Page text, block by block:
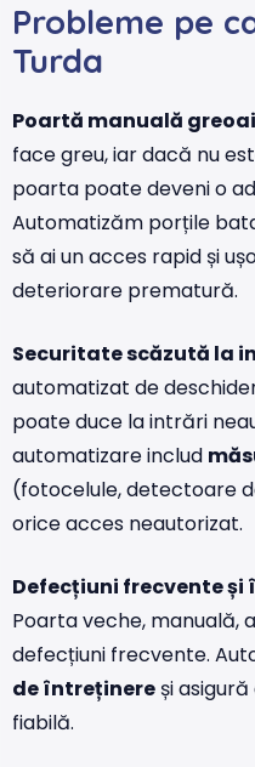
Probleme pe
Turda
Poartă manuală
face greu, iar dacă nu
poarta poate deveni o
Automatizăm porțile
să ai un acces rapid și
deteriorare prematură.
Securitate scăzută la
automatizat de
poate duce la intrări
automatizare includ
(fotocelule, detectoare
orice acces neautorizat.
Defecțiuni frecvente
Poarta veche, manuală,
defecțiuni frecvente.
de întreținereși
fiabilă.